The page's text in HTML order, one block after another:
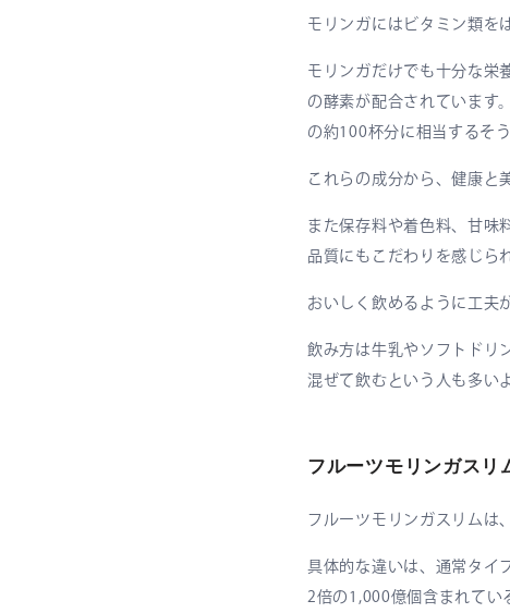
モリンガにはビタミン類を
モリンガだけでも十分な栄
の酵素が配合されています
の約100杯分に相当するそう
これらの成分から、健康と
また保存料や着色料、甘味
品質にもこだわりを感じら
おいしく飲めるように工夫
飲み方は牛乳やソフトドリ
混ぜて飲むという人も多い
フルーツモリンガスリ
フルーツモリンガスリムは
具体的な違いは、通常タイ
2倍の1,000億個含まれてい